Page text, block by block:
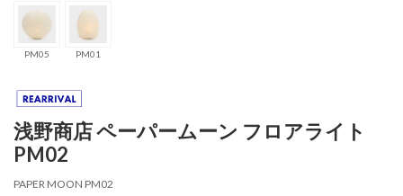
PM05 PM01
浅野商店 ペーパームーン フロアライト
PM02
PAPER MOON PM02